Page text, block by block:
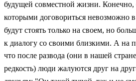
будущей совместной жизни.
которыми договориться невозможно
будут стоять только на своем, но
к диалогу со своими близкими. А на
что после развода (они в нашей
редкость) люди жалуются друг на